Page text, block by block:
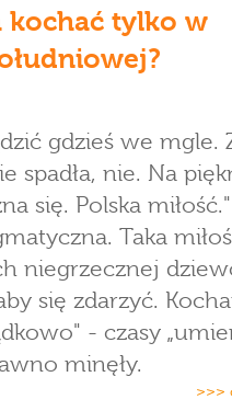
kochać tylko w
gdzieś we mgle.
spadła, nie. Na
się. Polska
Taka
niegrzecznej
się zdarzyć.
- czasy
minęły.
>>>